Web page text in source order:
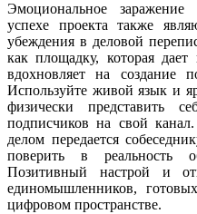
Эмоциональное
успехе проекта также
убеждения в деловой
как площадку, которая
вдохновляет на создание
Используйте живой язык и
физически представить
подписчиков на свой
делом передается
поверить в реальность
Позитивный настрой и
единомышленников,
цифровом пространстве.